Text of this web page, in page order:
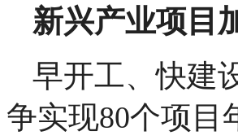
新兴产业项目
早开工、快建
争实现80个项目